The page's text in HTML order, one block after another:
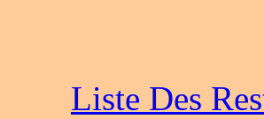
Liste Des